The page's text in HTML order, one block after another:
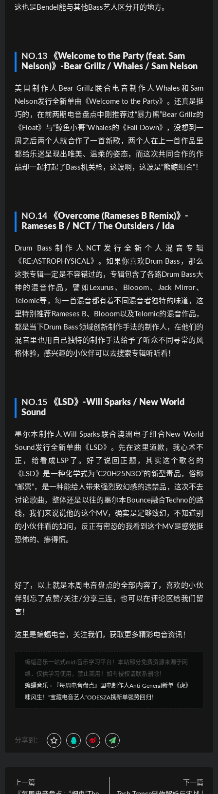
这也是Bendel能与其他Bass艺人区分开的地方。
NO.13
《Welcome to the Party (feat. Sam
Nelson)》-Bear Grillz / Whales / Sam Nelson
美国制作人Bear Grillz联合电音制作人Whales和Sam
Nelson发行全新单曲《Welcome to the Party》。还真是挺
巧的，在前两期电音盘点中刚推荐过“暴力熊”Bear Grillz的
《Float》与“鲸鱼小哥”Whales的《Fall Down》，没想到一
周之后两个人就合作了一首新歌，两个人在上一首作品里
都给乐迷呈现出唯美、温柔的姿态，而这次共同合作的作
品却一起打起了Bass机关枪，这波啊，这波是“熊鲸组合”！
NO.14
《Overcome (Rameses B Remix)》-
Rameses B / NCT / The Outsiders / Ida
Drum Bass制作人NCT发行全新个人混音专辑
《RE:ASTROPHYSICAL》。如果你喜欢Drum Bass，那么
这张专辑一定是不容错过的，专辑包含了各路Drum Bass大
神的混音作品，譬如Lexurus、Blooom、Jack Mirror、
Telomic等，每一首混音都有着不同混音者独特的味道，这
里特别推荐Rameses B、Blooom以及Telomic的混音作品，
都是当下Drum Bass领域创新制作手法的制作人，在他们的
混音里也用自己独特的制作手法给予了听众不同寻常的风
格体验，感兴趣的小伙伴可以去搜索专辑听听看！
NO.15
《LSD》-Will Sparks / New World
Sound
墨尔本制作人Will Sparks联合澳洲电子组合New World
Sound发行全新单曲《LSD》。先在这里道歉，我心术不
正，给看成LSP了。好了说回正题，其实这个歌名的
《LSD》是一种化学式为“C20H25N3O”的新型毒品，俗称
“邮票”，是一种能给人带来强烈致幻感的违禁品，这次不去
讨论歌曲，整体还是以往的墨尔本Bounce融合Techno的路
线，我们来说说他的这个MV，确实是足够致幻，不知道别
的小伙伴看的如何，反正有密恐的我看到这个MV是感觉挺
恐怖的、瘆得慌。
好了，以上就是本周电音盘点的全部内容了，喜欢的小伙
伴别忘了点赞/关注/分享三连，也可以在评论区给我们留
言！
这里是蝙蝠电音，关注我们，获取更多精彩电音资讯！
蝙蝠音乐一站式midi音乐学习平台！本站部分免费资源来源于网
络，仅供学习使用，禁止商用！如有侵权请联系删除！
蝙蝠音乐 »
『每周电音盘点』国电制作人Anti-General新单《虎》
啸风生！“宝藏电音艺人”ODESZA携新单强势回归！
分享到：
上一篇
下一篇